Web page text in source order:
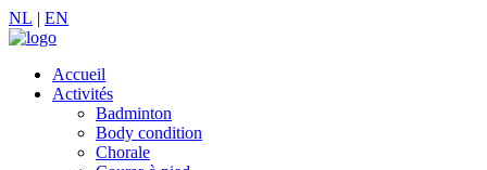
NL | EN
Accueil
Activités
Badminton
Body condition
Chorale